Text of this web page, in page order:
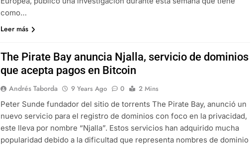
como…
Leer más
The Pirate Bay anuncia Njalla, servicio de dominios
que acepta pagos en Bitcoin
Andrés Taborda 9 Years Ago 0
2 Mins
Peter Sunde fundador del sitio de torrents The Pirate Bay, anunció un
nuevo servicio para el registro de dominios con foco en la privacidad,
este lleva por nombre “Njalla”. Estos servicios han adquirido mucha
popularidad debido a la dificultad que representa nombres de dominio